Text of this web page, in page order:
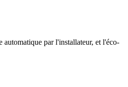
par l'installateur, et l'éco-